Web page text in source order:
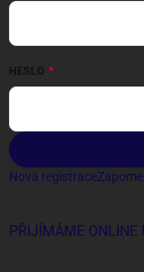
HESLO
Nová registrace
PŘIJÍMÁME ONLINE